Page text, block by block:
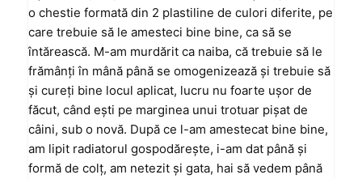
o chestie formată din 2 plastiline de culori diferite, pe
care trebuie să le amesteci bine bine, ca să se
întărească. M-am murdărit ca naiba, că trebuie să le
frămânţi în mână până se omogenizează şi trebuie să
şi cureţi bine locul aplicat, lucru nu foarte uşor de
făcut, când eşti pe marginea unui trotuar pişat de
câini, sub o novă. După ce l-am amestecat bine bine,
am lipit radiatorul gospodăreşte, i-am dat până şi
formă de colţ, am netezit şi gata, hai să vedem până